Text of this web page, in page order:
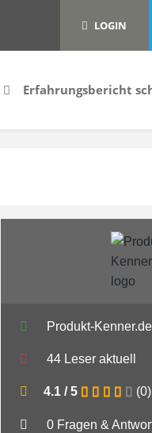
LOGIN
Erfahrungsbericht
Produkt-
44 Leser aktuell
4.1 / 5 (0)
0 Fragen &